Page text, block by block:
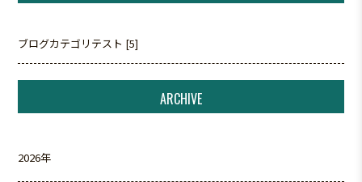
ブログカテゴリテスト [5]
ARCHIVE
2026年